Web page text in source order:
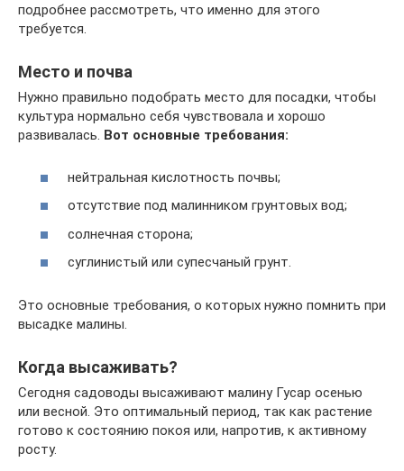
подробнее рассмотреть, что именно для этого
требуется.
Место и почва
Нужно правильно подобрать место для посадки, чтобы
культура нормально себя чувствовала и хорошо
развивалась. Вот основные требования:
нейтральная кислотность почвы;
отсутствие под малинником грунтовых вод;
солнечная сторона;
суглинистый или супесчаный грунт.
Это основные требования, о которых нужно помнить при
высадке малины.
Когда высаживать?
Сегодня садоводы высаживают малину Гусар осенью
или весной. Это оптимальный период, так как растение
готово к состоянию покоя или, напротив, к активному
росту.